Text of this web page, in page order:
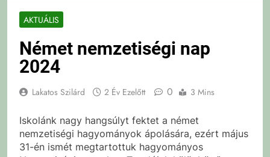
AKTUÁLIS
Német nemzetiségi nap
2024
Lakatos Szilárd 2 Év Ezelőtt 0 3 Mins
Iskolánk nagy hangsúlyt fektet a német
nemzetiségi hagyományok ápolására, ezért május
31-én ismét megtartottuk hagyományos